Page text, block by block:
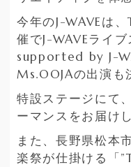
今年のJ-WAVEは
催でJ-WAVEライ
supported by J-
Ms.OOJAの出演も
特設ステージにて
ーマンスをお届け
また、長野県松本
楽祭が仕掛ける「